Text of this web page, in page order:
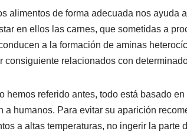
alimentos de forma adecuada nos ayuda
en ellos las carnes, que sometidas a
a la formación de aminas
consiguiente relacionados con
hemos referido antes, todo está basado
a humanos. Para evitar su aparición
a altas temperaturas, no ingerir la parte